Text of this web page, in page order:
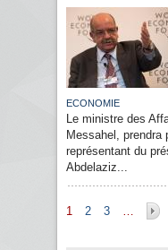
ECONOMIE
Le ministre des
Messahel, prendra
représentant du
Abdelaziz...
Pages
1 2 3 …